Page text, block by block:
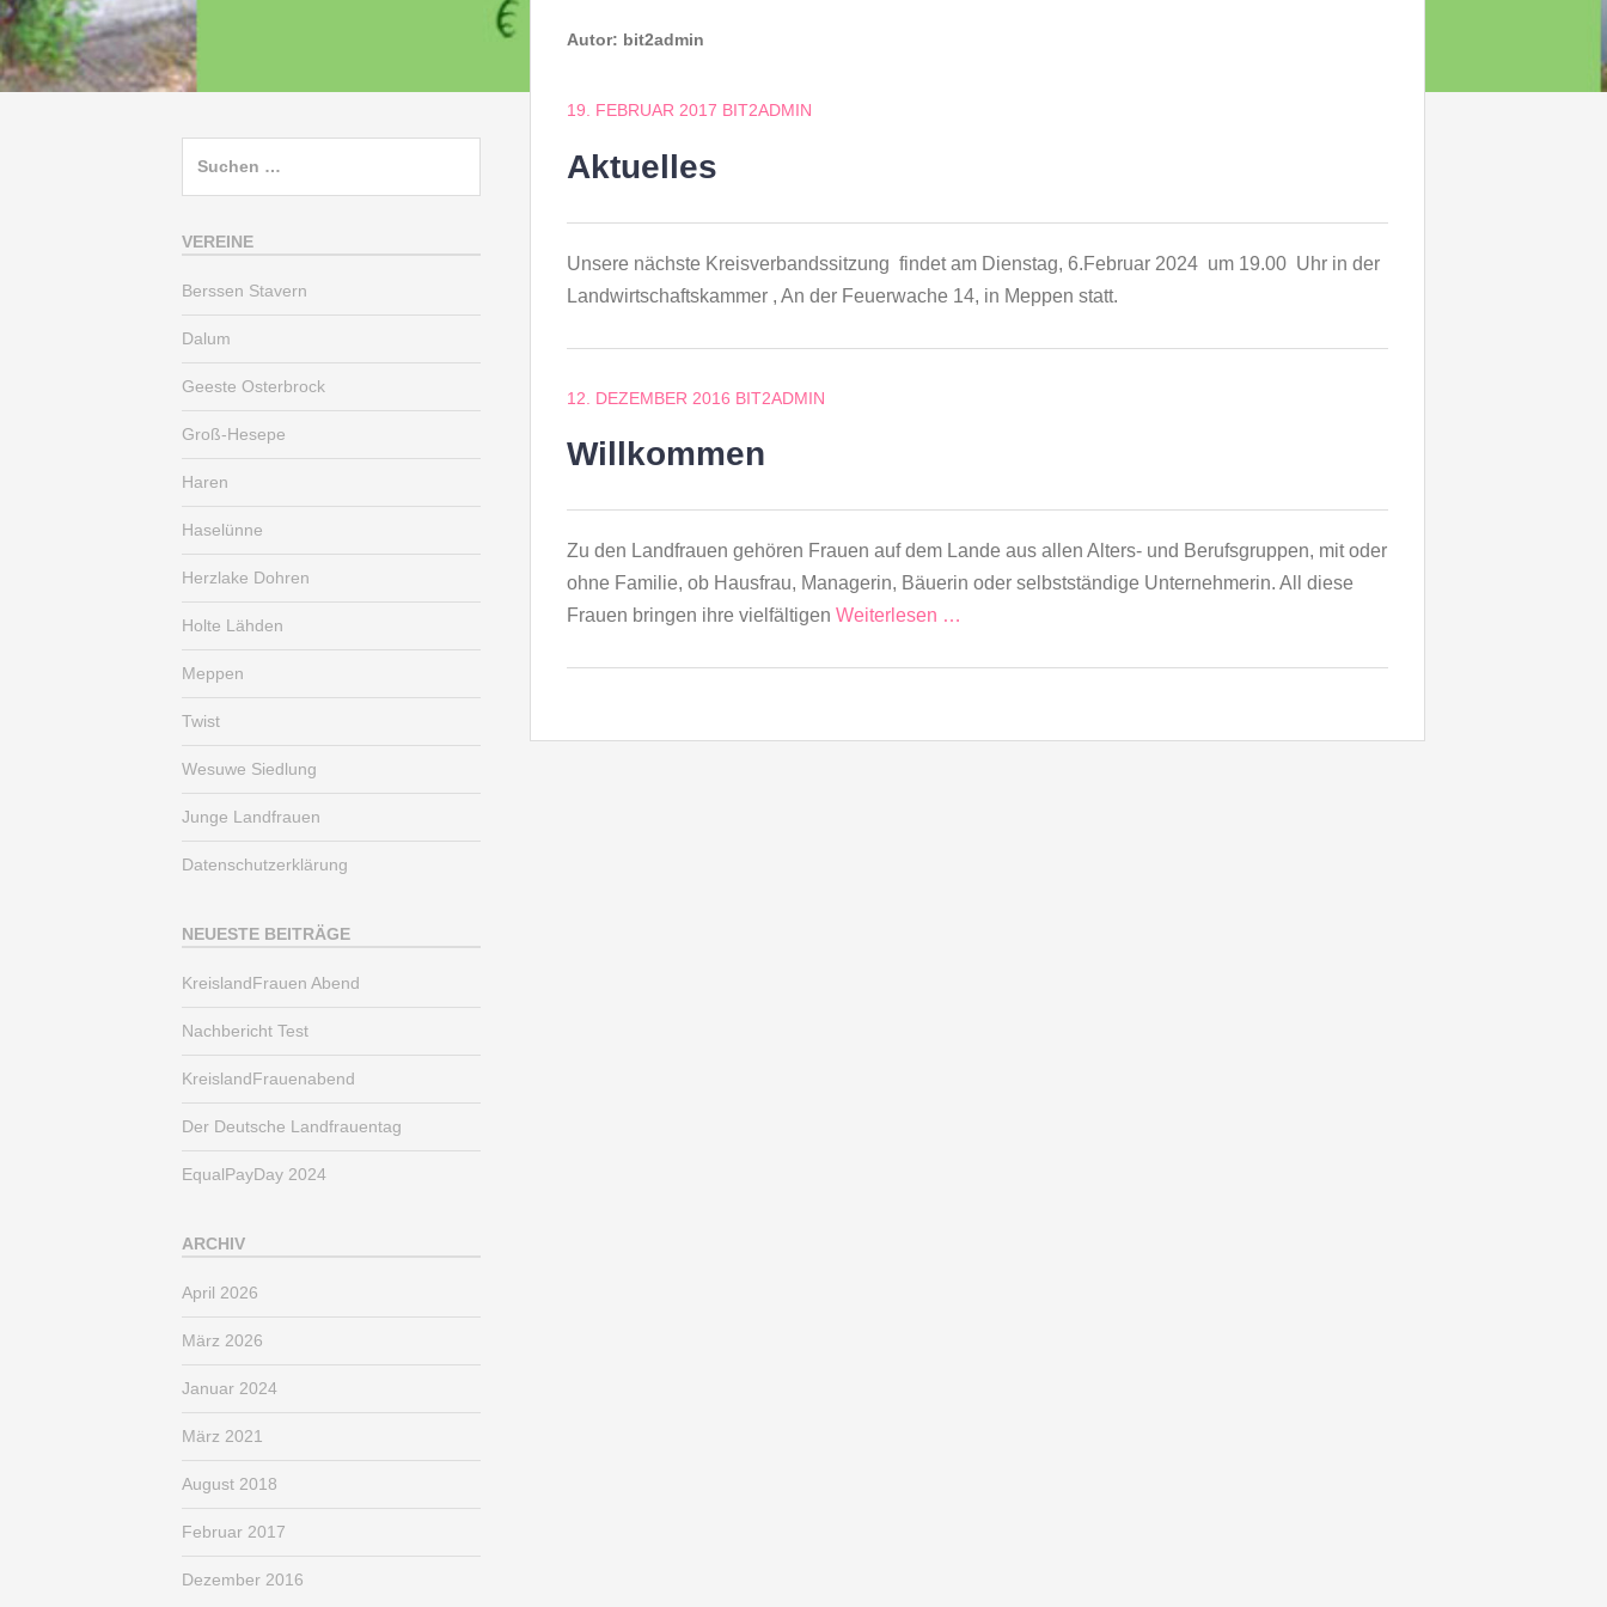
Autor: bit2admin
19. FEBRUAR 2017 BIT2ADMIN
Aktuelles
Unsere nächste Kreisverbandssitzung findet am Dienstag, 6.Februar 2024 um 19.00 Uhr in der
Landwirtschaftskammer , An der Feuerwache 14, in Meppen statt.
12. DEZEMBER 2016 BIT2ADMIN
Willkommen
Zu den Landfrauen gehören Frauen auf dem Lande aus allen Alters- und Berufsgruppen, mit oder
ohne Familie, ob Hausfrau, Managerin, Bäuerin oder selbstständige Unternehmerin. All diese
Frauen bringen ihre vielfältigenWeiterlesen …
VEREINE
Berssen Stavern
Dalum
Geeste Osterbrock
Groß-Hesepe
Haren
Haselünne
Herzlake Dohren
Holte Lähden
Meppen
Twist
Wesuwe Siedlung
Junge Landfrauen
Datenschutzerklärung
NEUESTE BEITRÄGE
KreislandFrauen Abend
Nachbericht Test
KreislandFrauenabend
Der Deutsche Landfrauentag
EqualPayDay 2024
ARCHIV
April 2026
März 2026
Januar 2024
März 2021
August 2018
Februar 2017
Dezember 2016